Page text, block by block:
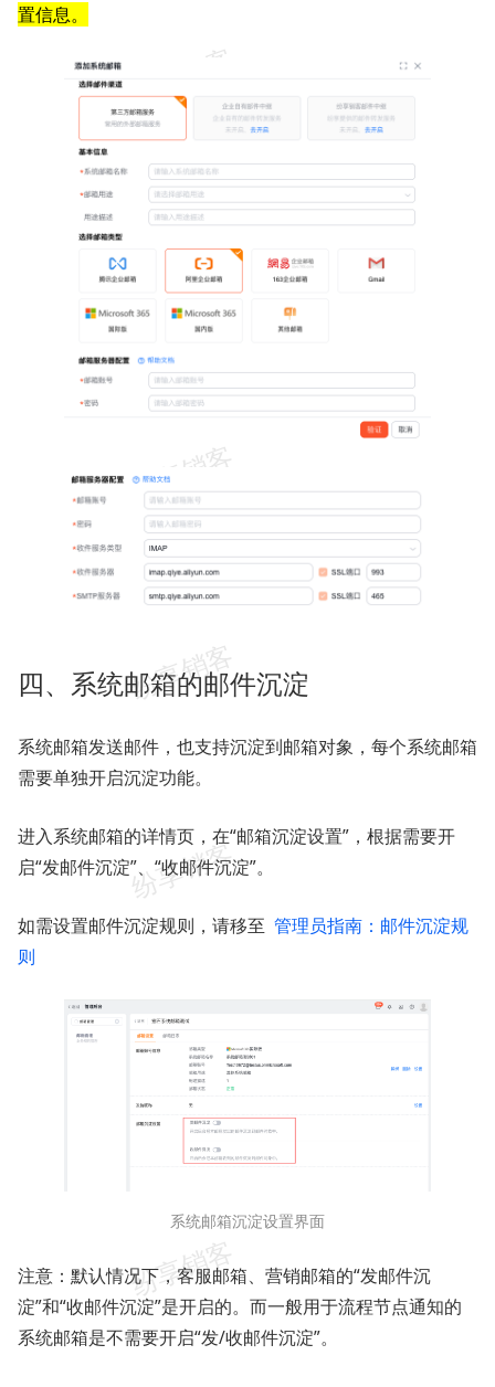
置信息。
四、系统邮箱的邮件沉淀
系统邮箱发送邮件，也支持沉淀到邮箱对象，每个系统邮箱
需要单独开启沉淀功能。
进入系统邮箱的详情页，在“邮箱沉淀设置”，根据需要开
启“发邮件沉淀”、“收邮件沉淀”。
如需设置邮件沉淀规则，请移至 管理员指南：邮件沉淀规
则
系统邮箱沉淀设置界面
注意：默认情况下，客服邮箱、营销邮箱的“发邮件沉
淀”和“收邮件沉淀”是开启的。而一般用于流程节点通知的
系统邮箱是不需要开启“发/收邮件沉淀”。